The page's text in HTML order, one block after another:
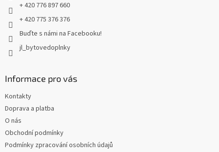
+ 420 776 897 660
+ 420 775 376 376
Buďte s námi na Facebooku!
jl_bytovedoplnky
Informace pro vás
Kontakty
Doprava a platba
O nás
Obchodní podmínky
Podmínky zpracování osobních údajů